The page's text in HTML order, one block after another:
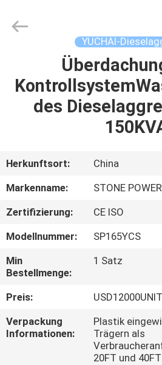
PRODUKTE
UNS
AUSFLUG
TRETEN
SIE
MIT
CO.,LTD.
YUCHAI-
des
Herkunftsort:
China
Markenname:
STONE POWER
Zertifizierung:
CE ISO
Modellnummer:
SP165YCS
Min
Bestellmenge:
1 Satz
Preis:
USD12000UNIT
Verpackung
Informationen:
Plastik
Trägern als
20FT und